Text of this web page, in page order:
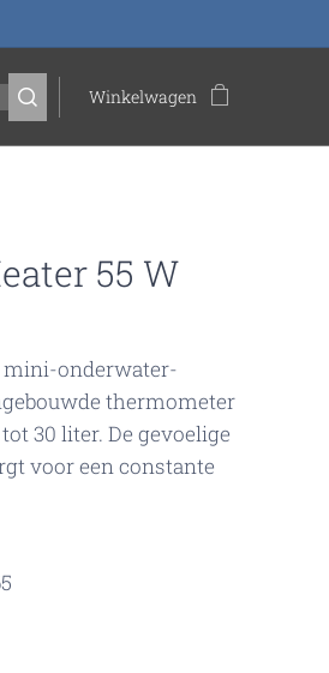
Winkelwagen
55 W
mini-onderwater­
thermometer
30 liter. De gevoelige
voor een constante